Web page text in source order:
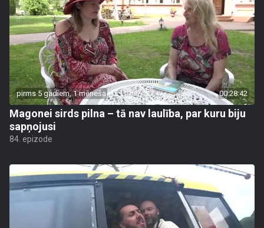
pirms 5 gadiem, 1 mēneša 00:28:42
Magonei sirds pilna – tā nav laulība, par kuru biju
sapņojusi
84. epizode